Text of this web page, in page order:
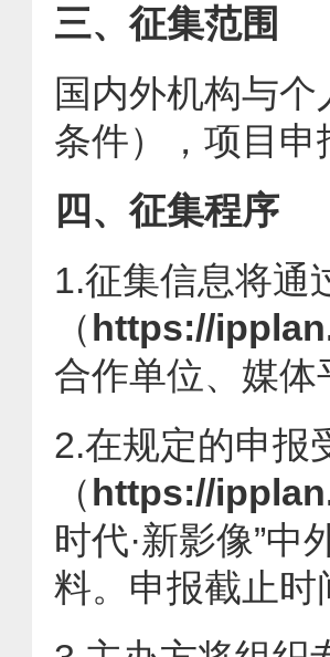
三、征集范围
国内外机构与
条件），项目
四、征集程序
1.征集信息将通
（ https://
合作单位、媒
2.在规定的申报
（ https://
时代·新影像”
料。申报截止